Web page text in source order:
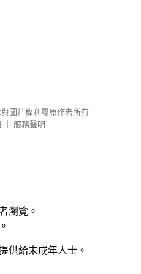
圖片權利屬原作者所有
服務聲明
瀏覽。
供給未成年人士。